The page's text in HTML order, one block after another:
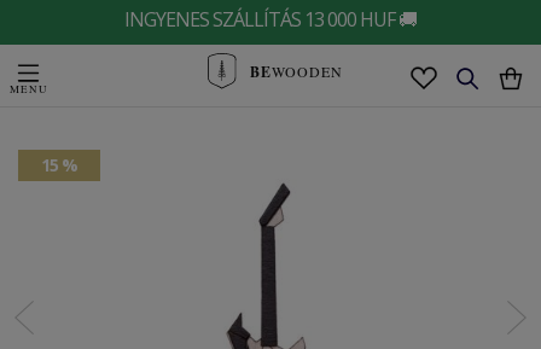
INGYENES SZÁLLÍTÁS 13 000 HUF 🚚
BEWOODEN
15 %